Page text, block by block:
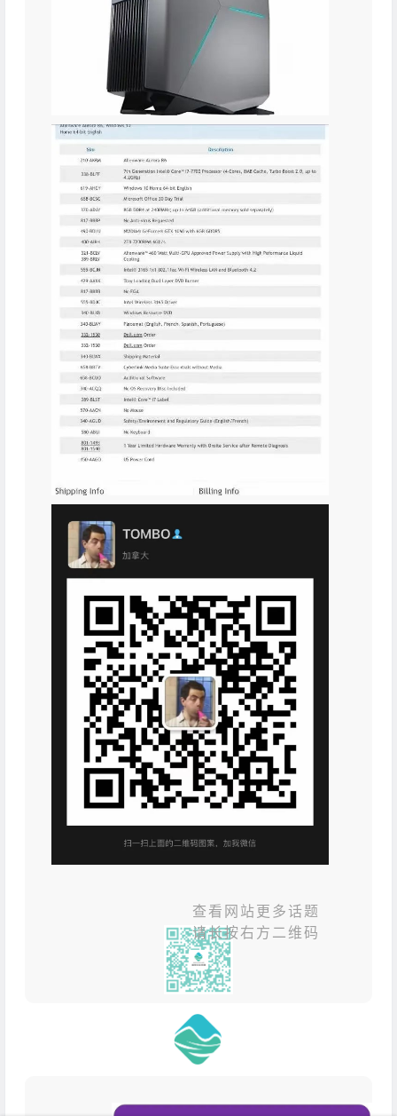
查看网站更多话题
请长按右方二维码